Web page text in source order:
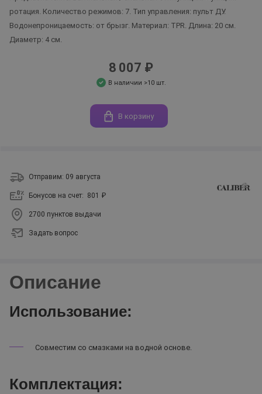
ротация. Количество режимов: 7. Тип управления: пульт ДУ.
Водонепроницаемость: от брызг. Материал: TPR. Длина: 20 см.
Диаметр: 4 см.
8 007 ₽
В наличии >10 шт.
В корзину
Отправим: 09 августа
Бонусов на счет: 801 ₽
2700 пунктов выдачи
Задать вопрос
Описание
Использование:
Совместим со смазками на водной основе.
Комплектация: